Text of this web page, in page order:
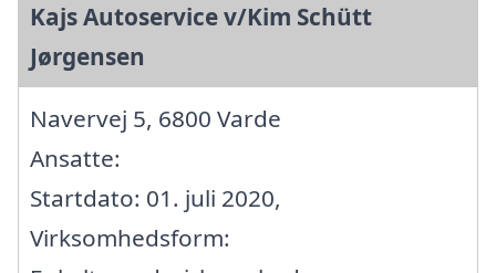
Kajs Autoservice v/Kim Schütt
Jørgensen
Navervej 5, 6800 Varde
Ansatte:
Startdato: 01. juli 2020,
Virksomhedsform: